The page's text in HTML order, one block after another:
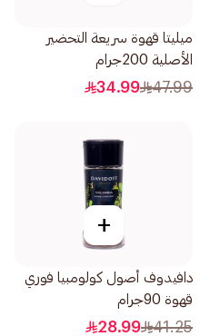
ميليتا قهوة سريعة التحضير
الأصلية 200جرام
47.99
34.99
+
دافيدوف أصول كولومبيا فوري
قهوة 90جرام
41.25
28.99